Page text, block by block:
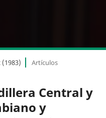
(1983) Artículos
Central y
y